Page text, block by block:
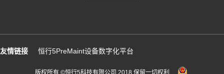
友情链接 恒行5PreMaint设备数字化平台
版权所有 ©恒行5科技有限公司 2018 保留一切权利